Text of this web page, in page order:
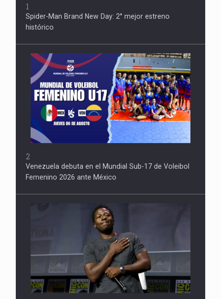
1
Spider-Man Brand New Day: 2° mejor estreno
histórico
2
Venezuela debuta en el Mundial Sub-17 de Voleibol
Femenino 2026 ante México